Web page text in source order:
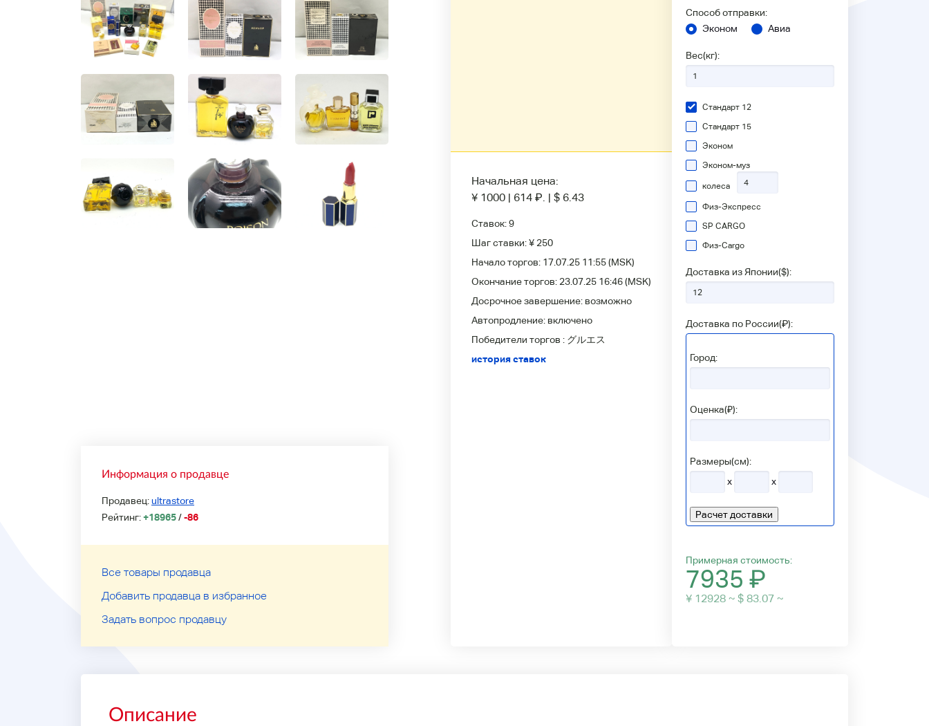
Информация о продавце
Продавец:ultrastore
Рейтинг:+18965/-86
Все товары продавца
Добавить продавца в избранное
Задать вопрос продавцу
Начальная цена:
¥ 1000 | 614 ₽. | $ 6.43
Ставок:9
Шаг ставки:¥ 250
Начало торгов: 17.07.25 11:55(MSK)
Окончание торгов: 23.07.25 16:46(MSK)
Досрочное завершение: возможно
Автопродление: включено
Победители торгов : グルエス
история ставок
Способ отправки:
Эконом
Авиа
Вес(кг):
Стандарт 12
Стандарт 15
Эконом
Эконом-муз
колеса
Физ-Экспресс
SP CARGO
Физ-Сargo
Доставка из Японии($):
Доставка по России(₽):
Город:
Оценка(₽):
Размеры(см):
x
x
Расчет доставки
Примерная стоимость:
7935 ₽
¥ 12928 ~ $ 83.07 ~
Описание